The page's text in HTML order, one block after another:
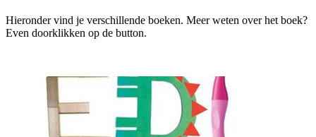
Hieronder vind je verschillende boeken. Meer weten over het boek?
Even doorklikken op de button.